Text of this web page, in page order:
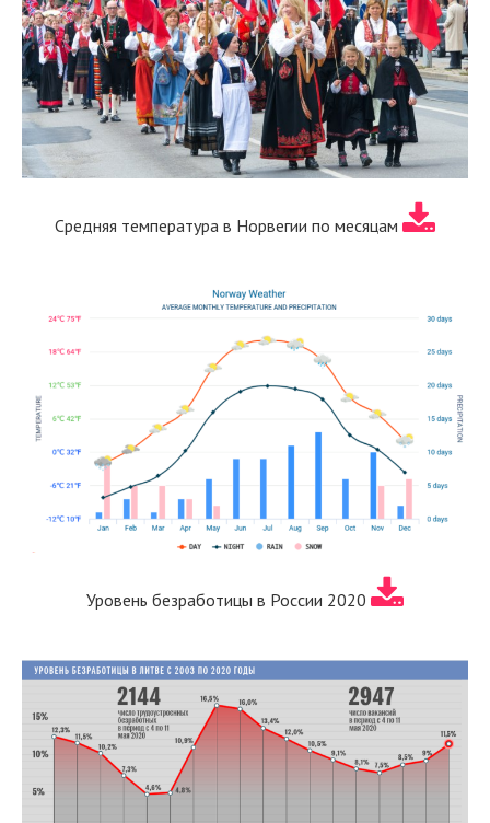
Средняя температура в Норвегии по месяцам
Уровень безработицы в России 2020